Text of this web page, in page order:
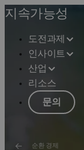
지속가능성
도전과제
인사이트
산업
리소스
문의
순환 경제